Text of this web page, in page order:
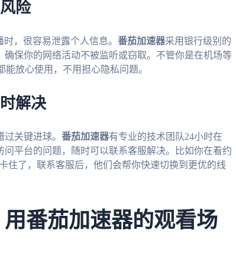
险
，很容易泄露个人信息。 番茄加速器采用银行级别的
保你的网络活动不被监听或窃取。不管你是在机场等
放心使用，不用担心隐私问题。
解决
关键进球。 番茄加速器有专业的技术团队24小时在
平台的问题，随时可以联系客服解决。比如你在看约
住了，联系客服后，他们会帮你快速切换到更优的线
番茄加速器的观看场